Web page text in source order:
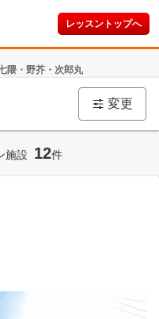
レッスントップへ
隈・野芥・次郎丸
変更
施設 12件